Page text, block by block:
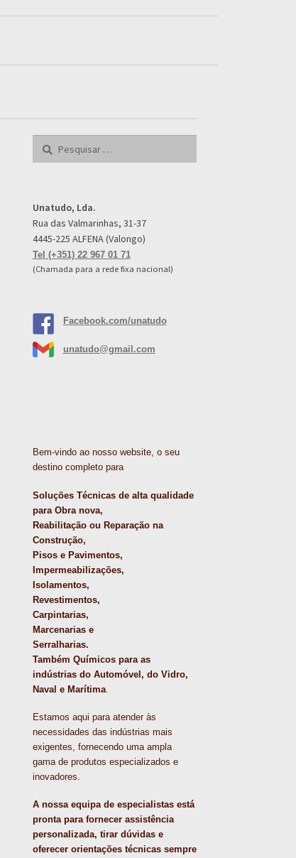
Pesquisar
Unatudo, Lda.
Rua das Valmarinhas, 31-37
4445-225 ALFENA (Valongo)
Tel (+351) 22 967 01 71
(Chamada para a rede fixa nacional)
Facebook.com/unatudo
unatudo@gmail.com
Bem-vindo ao nosso website, o seu
destino completo para
Soluções Técnicas de alta qualidade
para Obra nova,
Reabilitação ou Reparação na
Construção,
Pisos e Pavimentos,
Impermeabilizações,
Isolamentos,
Revestimentos,
Carpintarias,
Marcenarias e
Serralharias.
Também Químicos para as
indústrias do Automóvel, do Vidro,
Naval e Marítima.
Estamos aqui para atender às
necessidades das indústrias mais
exigentes, fornecendo uma ampla
gama de produtos especializados e
inovadores.
A nossa equipa de especialistas está
pronta para fornecer assistência
personalizada, tirar dúvidas e
oferecer orientações técnicas sempre